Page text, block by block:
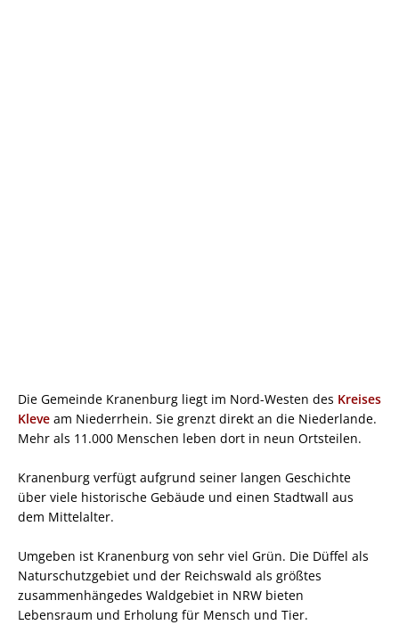
Die Gemeinde Kranenburg liegt im Nord-Westen des Kreises
Kleve am Niederrhein. Sie grenzt direkt an die Niederlande.
Mehr als 11.000 Menschen leben dort in neun Ortsteilen.
Kranenburg verfügt aufgrund seiner langen Geschichte
über viele historische Gebäude und einen Stadtwall aus
dem Mittelalter.
Umgeben ist Kranenburg von sehr viel Grün. Die Düffel als
Naturschutzgebiet und der Reichswald als größtes
zusammenhängedes Waldgebiet in NRW bieten
Lebensraum und Erholung für Mensch und Tier.